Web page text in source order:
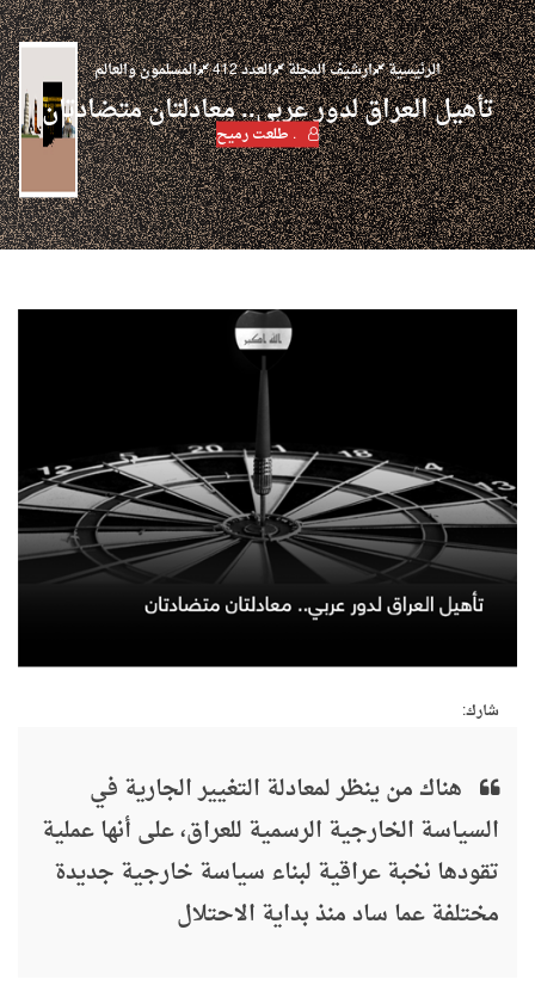
الرئيسية ارشيف المجلة العدد 412 المسلمون والعالم
تأهيل العراق لدور عربي.. معادلتان متضادتان
. طلعت رميح
شارك:
هناك من ينظر لمعادلة التغيير الجارية في
السياسة الخارجية الرسمية للعراق، على أنها عملية
تقودها نخبة عراقية لبناء سياسة خارجية جديدة
مختلفة عما ساد منذ بداية الاحتلال